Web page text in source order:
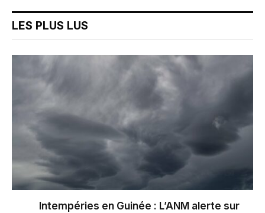
LES PLUS LUS
Intempéries en Guinée : L’ANM alerte sur